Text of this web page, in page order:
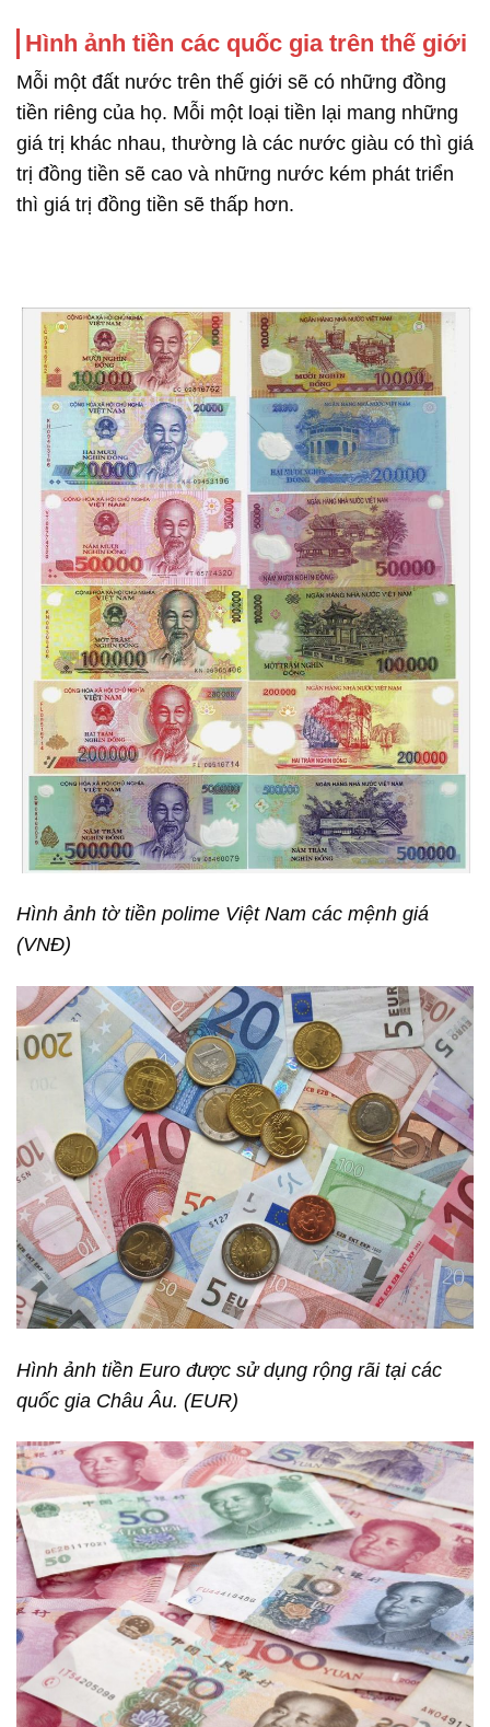
Hình ảnh tiền các quốc gia trên thế giới
Mỗi một đất nước trên thế giới sẽ có những đồng
tiền riêng của họ. Mỗi một loại tiền lại mang những
giá trị khác nhau, thường là các nước giàu có thì giá
trị đồng tiền sẽ cao và những nước kém phát triển
thì giá trị đồng tiền sẽ thấp hơn.
Hình ảnh tờ tiền polime Việt Nam các mệnh giá
(VNĐ)
Hình ảnh tiền Euro được sử dụng rộng rãi tại các
quốc gia Châu Âu. (EUR)